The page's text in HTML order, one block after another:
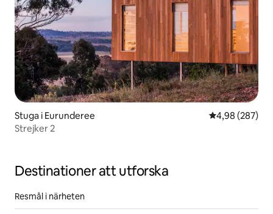
Stuga i Eurunderee 4,98 av 5 i
4,98 (287)
Strejker 2
Destinationer att utforska
Resmål i närheten